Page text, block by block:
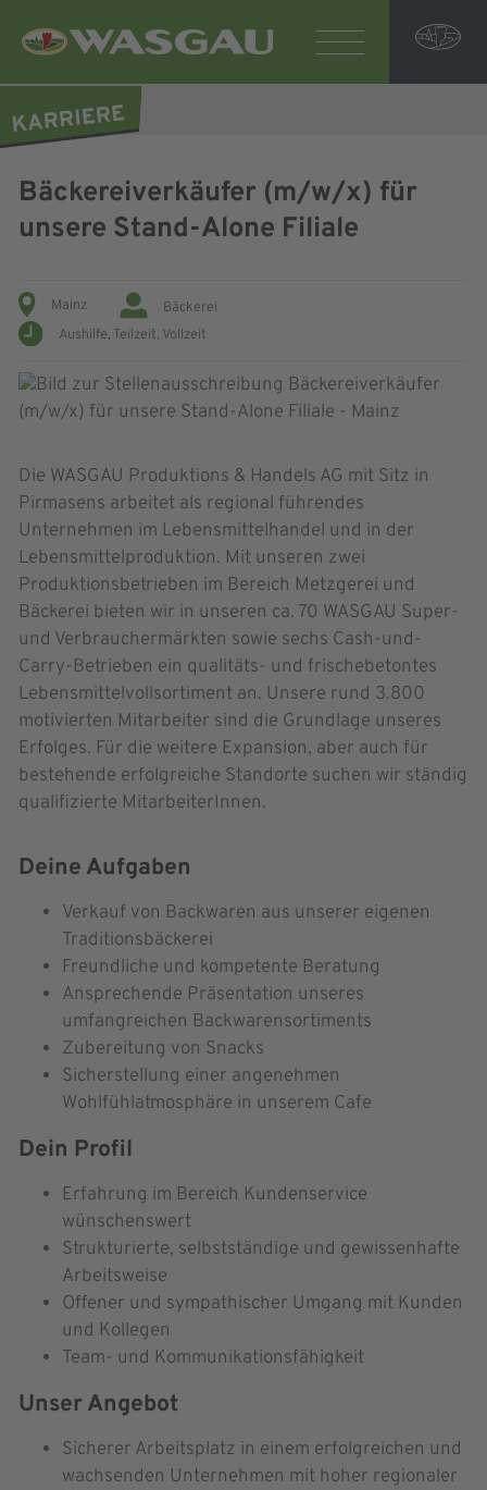
Bäckereiverkäufer (m/w/x) für
unsere Stand-Alone Filiale
Mainz
Bäckerei
Aushilfe, Teilzeit, Vollzeit
Die WASGAU Produktions & Handels AG mit Sitz in
Pirmasens arbeitet als regional führendes
Unternehmen im Lebensmittelhandel und in der
Lebensmittelproduktion. Mit unseren zwei
Produktionsbetrieben im Bereich Metzgerei und
Bäckerei bieten wir in unseren ca. 70 WASGAU Super-
und Verbrauchermärkten sowie sechs Cash-und-
Carry-Betrieben ein qualitäts- und frischebetontes
Lebensmittelvollsortiment an. Unsere rund 3.800
motivierten Mitarbeiter sind die Grundlage unseres
Erfolges. Für die weitere Expansion, aber auch für
bestehende erfolgreiche Standorte suchen wir ständig
qualifizierte MitarbeiterInnen.
Deine Aufgaben
Verkauf von Backwaren aus unserer eigenen
Traditionsbäckerei
Freundliche und kompetente Beratung
Ansprechende Präsentation unseres
umfangreichen Backwarensortiments
Zubereitung von Snacks
Sicherstellung einer angenehmen
Wohlfühlatmosphäre in unserem Cafe
Dein Profil
Erfahrung im Bereich Kundenservice
wünschenswert
Strukturierte, selbstständige und gewissenhafte
Arbeitsweise
Offener und sympathischer Umgang mit Kunden
und Kollegen
Team- und Kommunikationsfähigkeit
Unser Angebot
Sicherer Arbeitsplatz in einem erfolgreichen und
wachsenden Unternehmen mit hoher regionaler